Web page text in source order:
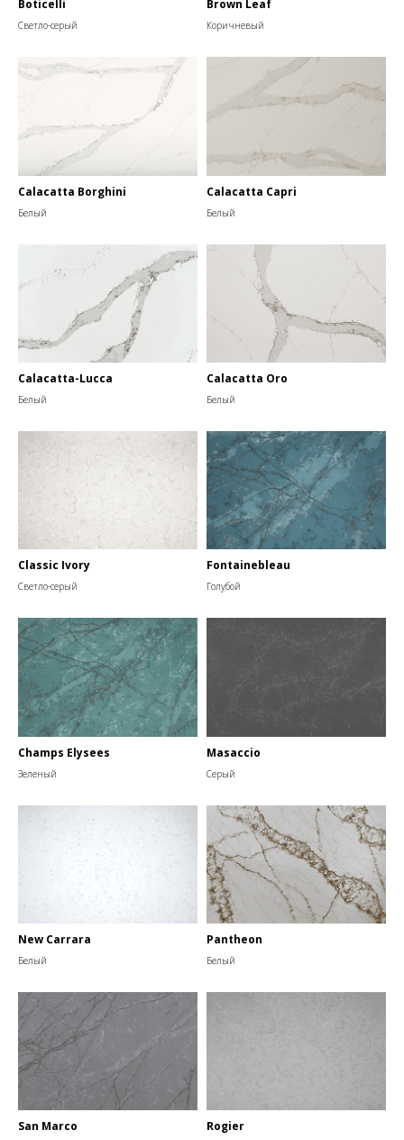
Boticelli
Светло-серый
Brown Leaf
Коричневый
Calacatta Borghini
Белый
Calacatta Capri
Белый
Calacatta-Lucca
Белый
Calacatta Oro
Белый
Classic Ivory
Светло-серый
Fontainebleau
Голубой
Champs Elysees
Зеленый
Masaccio
Серый
New Carrara
Белый
Pantheon
Белый
San Marco Rogier